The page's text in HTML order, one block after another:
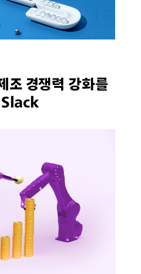
조 경쟁력 강화를